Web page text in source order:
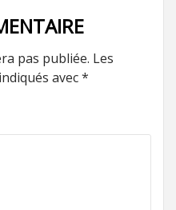
pas publiée. Les
avec*